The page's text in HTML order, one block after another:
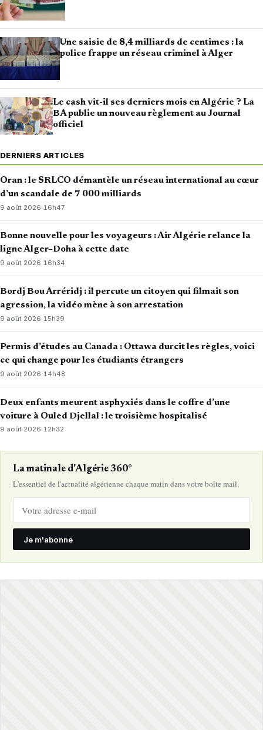
Une saisie de 8,4 milliards de centimes : la
police frappe un réseau criminel à Alger
Le cash vit-il ses derniers mois en Algérie ? La
BA publie un nouveau règlement au Journal
officiel
DERNIERS ARTICLES
Oran : le SRLCO démantèle un réseau international au cœur
d’un scandale de 7 000 milliards
9 août 2026·16h47
Bonne nouvelle pour les voyageurs : Air Algérie relance la
ligne Alger–Doha à cette date
9 août 2026·16h34
Bordj Bou Arréridj : il percute un citoyen qui filmait son
agression, la vidéo mène à son arrestation
9 août 2026· 15h39
Permis d’études au Canada : Ottawa durcit les règles, voici
ce qui change pour les étudiants étrangers
9 août 2026·14h48
Deux enfants meurent asphyxiés dans le coffre d’une
voiture à Ouled Djellal : le troisième hospitalisé
9 août 2026·12h32
La matinale d'Algérie 360°
L'essentiel de l'actualité algérienne chaque matin dans votre boîte mail.
Je m'abonne